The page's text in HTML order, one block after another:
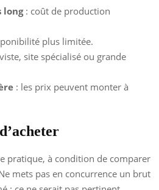
long: coût de production
plus limitée.
site spécialisé ou grande
: les prix peuvent monter à
pratique, à condition de comparer
mets pas en concurrence un brut